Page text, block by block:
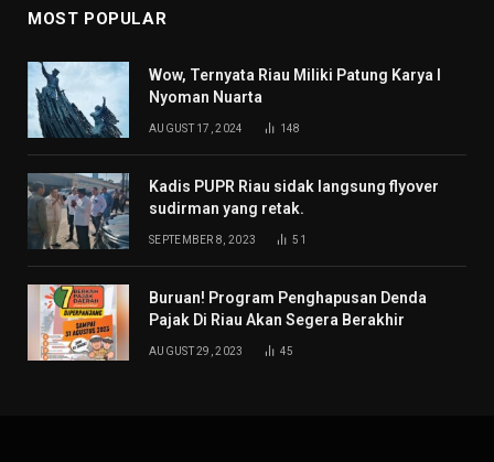
MOST POPULAR
Wow, Ternyata Riau Miliki Patung Karya I
Nyoman Nuarta
AUGUST 17, 2024 148
Kadis PUPR Riau sidak langsung flyover
sudirman yang retak.
SEPTEMBER 8, 2023 51
Buruan! Program Penghapusan Denda
Pajak Di Riau Akan Segera Berakhir
AUGUST 29, 2023 45